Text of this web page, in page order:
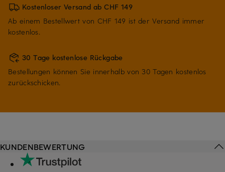
Kostenloser Versand ab CHF 149
Ab einem Bestellwert von CHF 149 ist der Versand immer
kostenlos.
30 Tage kostenlose Rückgabe
Bestellungen können Sie innerhalb von 30 Tagen kostenlos
zurückschicken.
KUNDENBEWERTUNG